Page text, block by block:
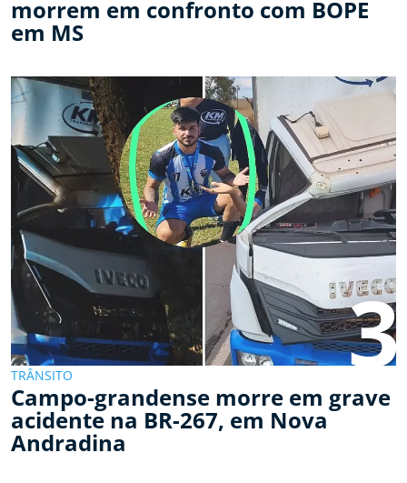
morrem em confronto com BOPE
em MS
3
TRÂNSITO
Campo-grandense morre em grave
acidente na BR-267, em Nova
Andradina